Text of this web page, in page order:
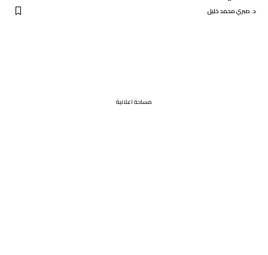
د. صبري محمد خليل
مساحة اعلانية